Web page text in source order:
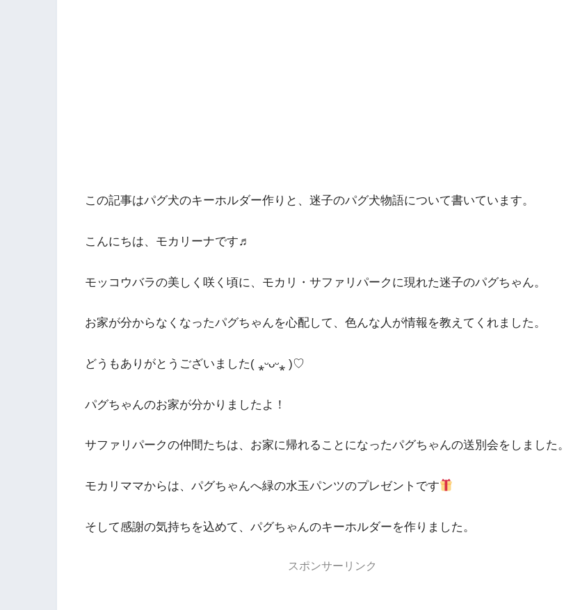
この記事はパグ犬のキーホルダー作りと、迷子のパグ犬物語について書いています。
こんにちは、モカリーナです♬
モッコウバラの美しく咲く頃に、モカリ・サファリパークに現れた迷子のパグちゃん。
お家が分からなくなったパグちゃんを心配して、色んな人が情報を教えてくれました。
どうもありがとうございました( ⁎ᵕᴗᵕ⁎ )♡
パグちゃんのお家が分かりましたよ！
サファリパークの仲間たちは、お家に帰れることになったパグちゃんの送別会をしました。
モカリママからは、パグちゃんへ緑の水玉パンツのプレゼントです
そして感謝の気持ちを込めて、パグちゃんのキーホルダーを作りました。
スポンサーリンク